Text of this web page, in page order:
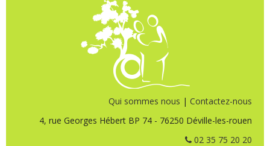
Qui sommes nous | Contactez-nous
4, rue Georges Hébert BP 74 - 76250 Déville-les-rouen
02 35 75 20 20